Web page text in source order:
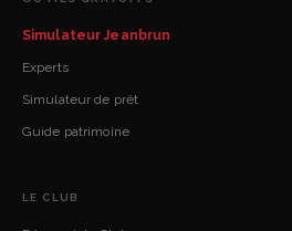
Simulateur Jeanbrun
Experts
Simulateur de prêt
Guide patrimoine
LE CLUB